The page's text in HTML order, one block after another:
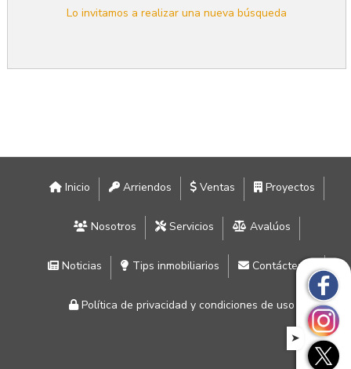
Lo invitamos a realizar una nueva búsqueda
Inicio Arriendos Ventas Proyectos
Nosotros Servicios Avalúos
Noticias Tips inmobiliarios Contáctenos
Política de privacidad y condiciones de uso
➤